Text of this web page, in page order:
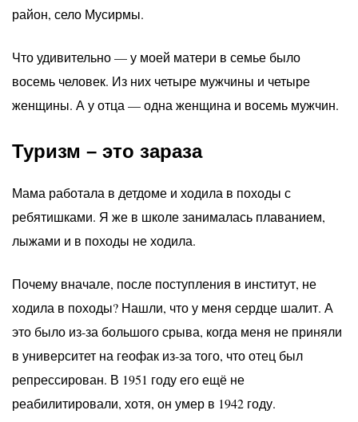
район, село Мусирмы.
Что удивительно — у моей матери в семье было
восемь человек. Из них четыре мужчины и четыре
женщины. А у отца — одна женщина и восемь мужчин.
Туризм – это зараза
Мама работала в детдоме и ходила в походы с
ребятишками. Я же в школе занималась плаванием,
лыжами и в походы не ходила.
Почему вначале, после поступления в институт, не
ходила в походы? Нашли, что у меня сердце шалит. А
это было из-за большого срыва, когда меня не приняли
в университет на геофак из-за того, что отец был
репрессирован. В 1951 году его ещё не
реабилитировали, хотя, он умер в 1942 году.